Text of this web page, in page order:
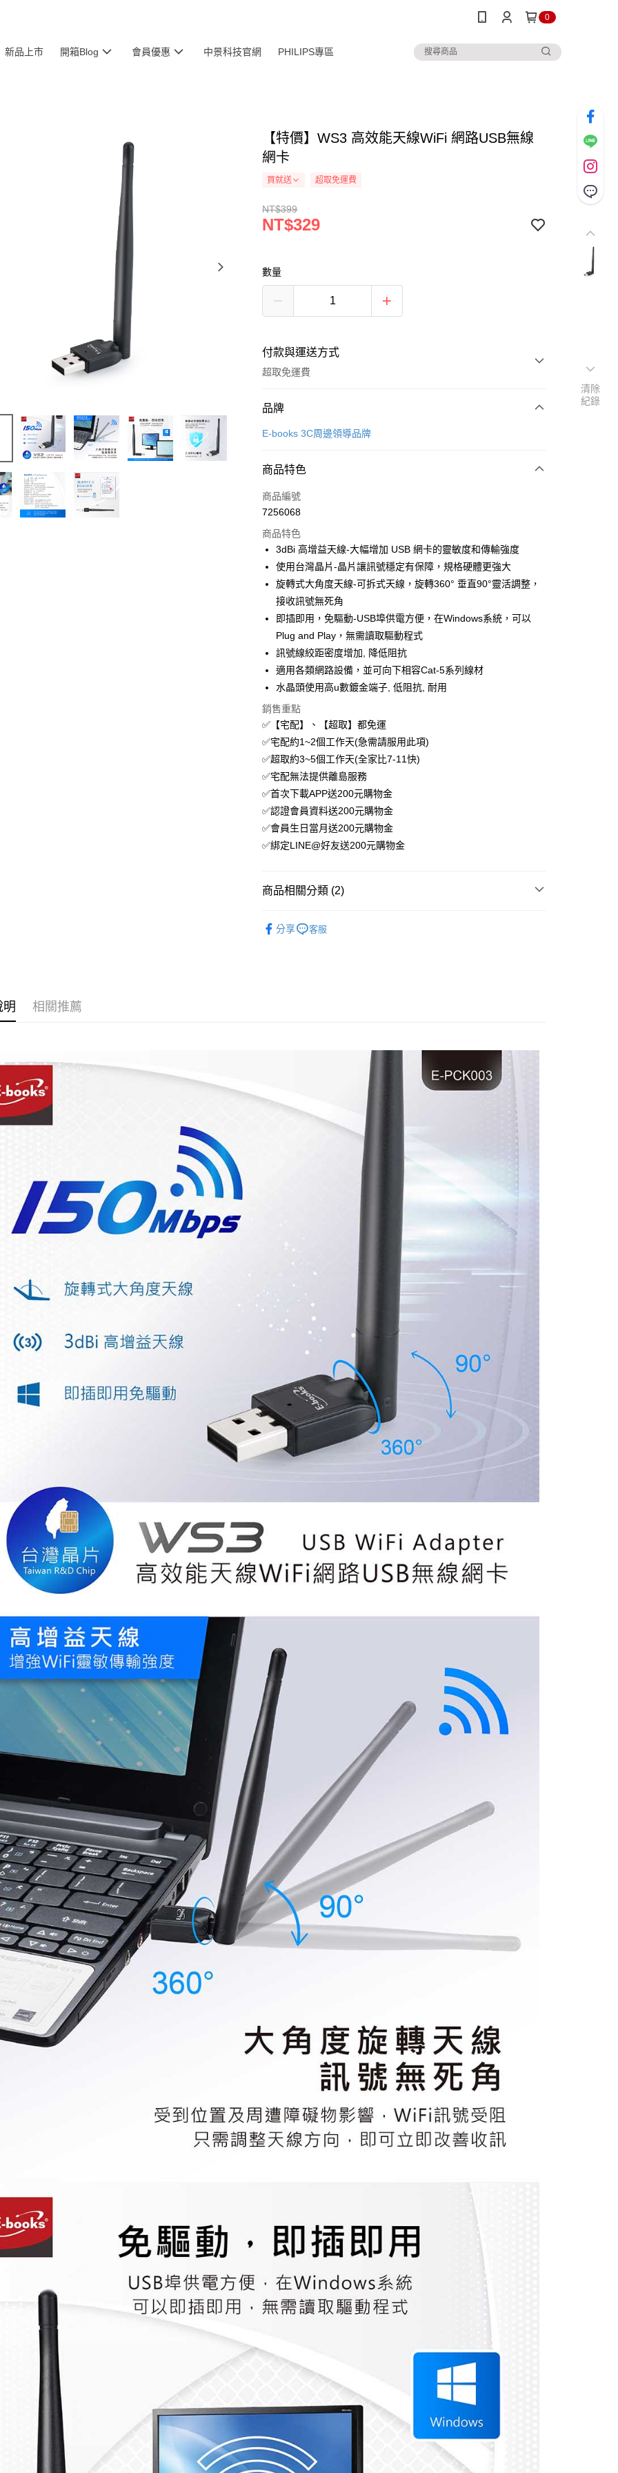
0
新品上市 開箱Blog 會員優惠 中景科技官網 PHILIPS專區
【特價】WS3 高效能天線WiFi 網路USB無線
網卡
買就送 超取免運費
NT$399
NT$329
數量
付款與運送方式
超取免運費
付款方式
信用卡一次付款
街口支付
悠遊付
ATM付款
運送方式
付款後全家取貨
免運費
付款後萊爾富取貨
免運費
付款後7-11取貨
免運費
宅配
免運費
品牌
E-books 3C周邊領導品牌
商品特色
商品編號
7256068
商品特色
3dBi 高增益天線-大幅增加 USB 網卡的靈敏度和傳輸強度
使用台灣晶片-晶片讓訊號穩定有保障，規格硬體更強大
旋轉式大角度天線-可拆式天線，旋轉360° 垂直90°靈活調整，
接收訊號無死角
即插即用，免驅動-USB埠供電方便，在Windows系統，可以
Plug and Play，無需讀取驅動程式
訊號線絞距密度增加, 降低阻抗
適用各類網路設備，並可向下相容Cat-5系列線材
水晶頭使用高u數鍍金端子, 低阻抗, 耐用
銷售重點
✅【宅配】、【超取】都免運
✅宅配約1~2個工作天(急需請服用此項)
✅超取約3~5個工作天(全家比7-11快)
✅宅配無法提供離島服務
✅首次下載APP送200元購物金
✅認證會員資料送200元購物金
✅會員生日當月送200元購物金
✅綁定LINE@好友送200元購物金
商品相關分類 (2)
分享 客服
明 相關推薦
清除
紀錄